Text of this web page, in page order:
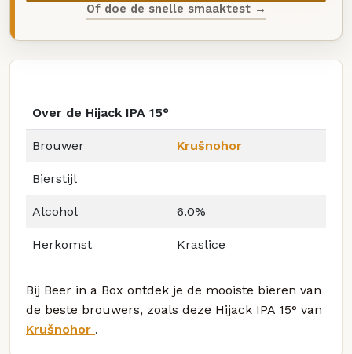
Of doe de snelle smaaktest →
Over de Hijack IPA 15°
Brouwer Krušnohor
Bierstijl
Alcohol 6.0%
Herkomst Kraslice
Bij Beer in a Box ontdek je de mooiste bieren van
de beste brouwers, zoals deze Hijack IPA 15° van
Krušnohor .